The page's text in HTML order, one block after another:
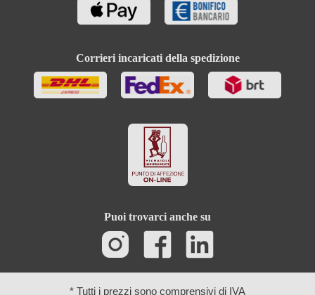
Corrieri incaricati della spedizione
Puoi trovarci anche su
* Tutti i prezzi sono comprensivi di IVA